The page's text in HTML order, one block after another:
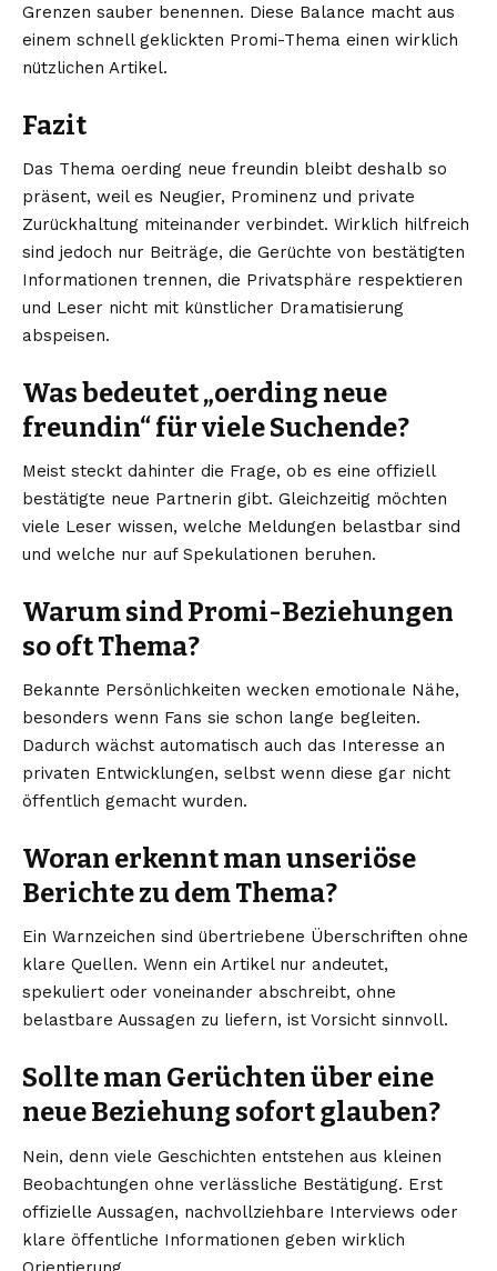
Grenzen sauber benennen. Diese Balance macht aus
einem schnell geklickten Promi-Thema einen wirklich
nützlichen Artikel.
Fazit
Das Thema oerding neue freundin bleibt deshalb so
präsent, weil es Neugier, Prominenz und private
Zurückhaltung miteinander verbindet. Wirklich hilfreich
sind jedoch nur Beiträge, die Gerüchte von bestätigten
Informationen trennen, die Privatsphäre respektieren
und Leser nicht mit künstlicher Dramatisierung
abspeisen.
Was bedeutet „oerding neue
freundin“ für viele Suchende?
Meist steckt dahinter die Frage, ob es eine offiziell
bestätigte neue Partnerin gibt. Gleichzeitig möchten
viele Leser wissen, welche Meldungen belastbar sind
und welche nur auf Spekulationen beruhen.
Warum sind Promi-Beziehungen
so oft Thema?
Bekannte Persönlichkeiten wecken emotionale Nähe,
besonders wenn Fans sie schon lange begleiten.
Dadurch wächst automatisch auch das Interesse an
privaten Entwicklungen, selbst wenn diese gar nicht
öffentlich gemacht wurden.
Woran erkennt man unseriöse
Berichte zu dem Thema?
Ein Warnzeichen sind übertriebene Überschriften ohne
klare Quellen. Wenn ein Artikel nur andeutet,
spekuliert oder voneinander abschreibt, ohne
belastbare Aussagen zu liefern, ist Vorsicht sinnvoll.
Sollte man Gerüchten über eine
neue Beziehung sofort glauben?
Nein, denn viele Geschichten entstehen aus kleinen
Beobachtungen ohne verlässliche Bestätigung. Erst
offizielle Aussagen, nachvollziehbare Interviews oder
klare öffentliche Informationen geben wirklich